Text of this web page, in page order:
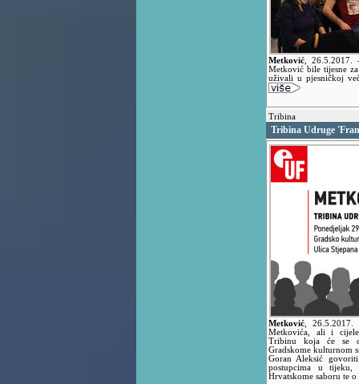
Metković 26.5.2017.
Metković bile tijesne
uživali u pjesničkoj
Tribina
Tribina Udruge
Metković ,26.5.2017.
Metkovića, ali i cijele
Tribinu koja će se
Gradskome kulturnom
Goran Aleksić
postupcima u
Hrvatskome saboru te o